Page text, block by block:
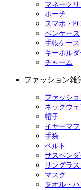
マネーク
ポーチ
スマホ・
ペンケース
手帳ケー
キーホルダ
チャーム
ファッション雑
ファッシ
ネックウ
帽子
イヤーマフ
手袋
ベルト
サスペンダ
サングラ
マスク
タオル・